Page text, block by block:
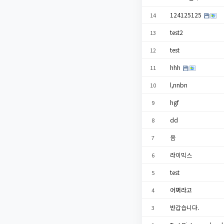
14 124125125
13 test2
12 test
11 hhh
10 l,nnbn
9 hgf
8 dd
7 음
6 라이믹스
5 test
4 어쩌라고
3 반갑습니다.